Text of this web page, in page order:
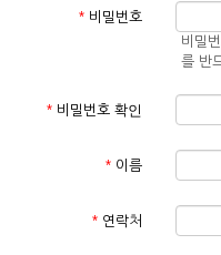
것으로 간주됩니다.
제3조 (약관의 외 준칙)
관계법령의 규정에 따릅니
① 서비스 이용계약은 서
* 비밀번호
비밀
를 반
* 비밀번호 확인
* 이름
* 연락처